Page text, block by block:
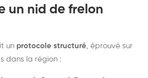
un nid de frelon
un protocole structuré, éprouvé sur
dans la région :